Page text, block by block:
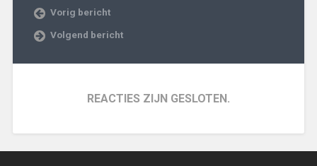
Vorig bericht
Volgend bericht
REACTIES ZIJN GESLOTEN.